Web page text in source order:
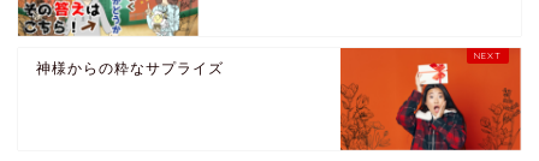
神様からの粋なサプライズ